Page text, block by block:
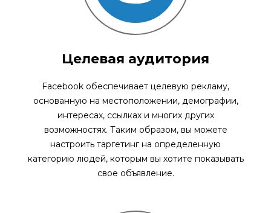
Целевая аудитория
Facebook обеспечивает целевую рекламу,
основанную на местоположении, демографии,
интересах, ссылках и многих других
возможностях. Таким образом, вы можете
настроить таргетинг на определенную
категорию людей, которым вы хотите показывать
свое объявление.